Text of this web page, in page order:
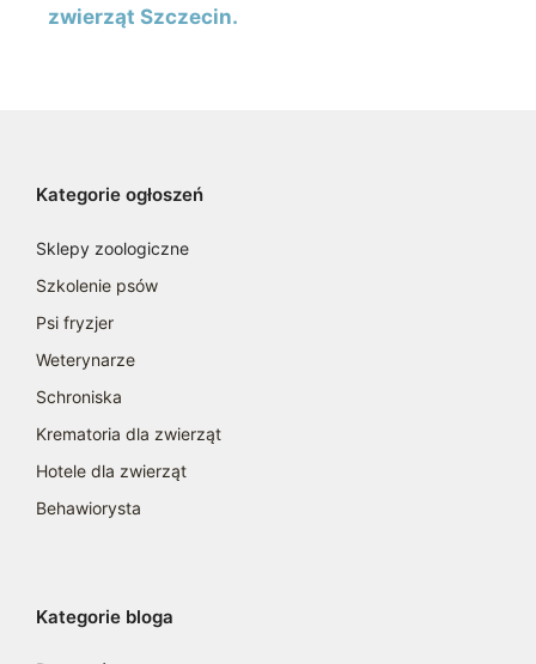
zwierząt Szczecin.
Kategorie ogłoszeń
Sklepy zoologiczne
Szkolenie psów
Psi fryzjer
Weterynarze
Schroniska
Krematoria dla zwierząt
Hotele dla zwierząt
Behawiorysta
Kategorie bloga